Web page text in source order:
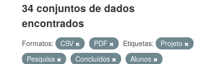
34 conjuntos de dados
encontrados
Formatos: CSV PDF Etiquetas:
Projeto
Pesquisa
Concluídos
Alunos